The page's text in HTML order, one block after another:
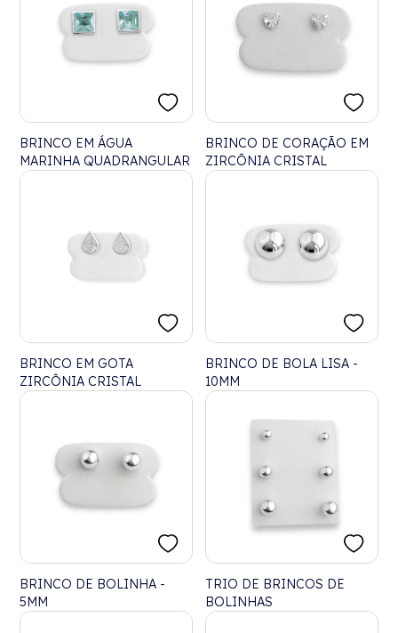
BRINCO EM ÁGUA
MARINHA QUADRANGULAR
BRINCO DE CORAÇÃO EM
ZIRCÔNIA CRISTAL
BRINCO EM GOTA
ZIRCÔNIA CRISTAL
BRINCO DE BOLA LISA -
10MM
BRINCO DE BOLINHA -
5MM
TRIO DE BRINCOS DE
BOLINHAS